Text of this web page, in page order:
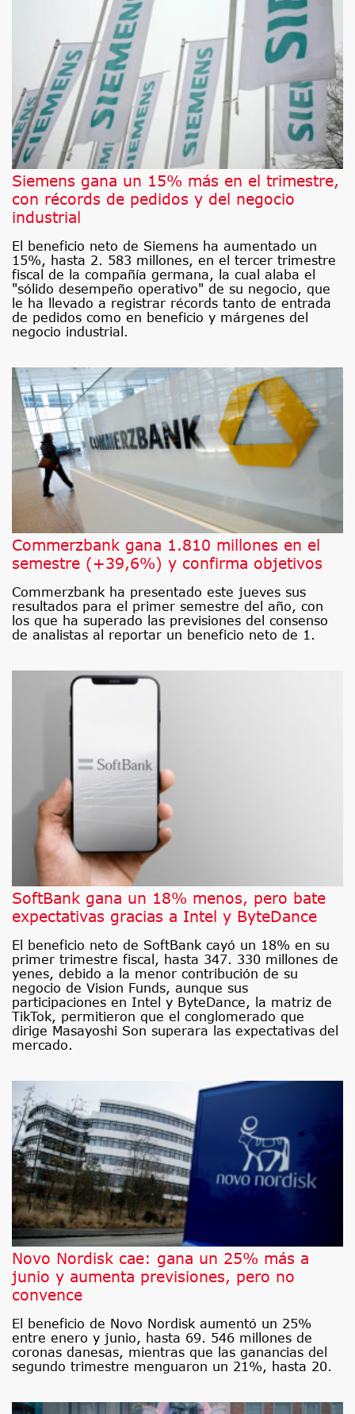
Siemens gana un 15% más en el trimestre,
con récords de pedidos y del negocio
industrial
El beneficio neto de Siemens ha aumentado un
15%, hasta 2. 583 millones, en el tercer trimestre
fiscal de la compañía germana, la cual alaba el
"sólido desempeño operativo" de su negocio, que
le ha llevado a registrar récords tanto de entrada
de pedidos como en beneficio y márgenes del
negocio industrial.
Commerzbank gana 1.810 millones en el
semestre (+39,6%) y confirma objetivos
Commerzbank ha presentado este jueves sus
resultados para el primer semestre del año, con
los que ha superado las previsiones del consenso
de analistas al reportar un beneficio neto de 1.
SoftBank gana un 18% menos, pero bate
expectativas gracias a Intel y ByteDance
El beneficio neto de SoftBank cayó un 18% en su
primer trimestre fiscal, hasta 347. 330 millones de
yenes, debido a la menor contribución de su
negocio de Vision Funds, aunque sus
participaciones en Intel y ByteDance, la matriz de
TikTok, permitieron que el conglomerado que
dirige Masayoshi Son superara las expectativas del
mercado.
Novo Nordisk cae: gana un 25% más a
junio y aumenta previsiones, pero no
convence
El beneficio de Novo Nordisk aumentó un 25%
entre enero y junio, hasta 69. 546 millones de
coronas danesas, mientras que las ganancias del
segundo trimestre menguaron un 21%, hasta 20.